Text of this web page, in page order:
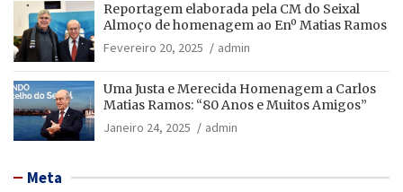
Reportagem elaborada pela CM do Seixal
Almoço de homenagem ao Enº Matias Ramos
Fevereiro 20, 2025
admin
Uma Justa e Merecida Homenagem a Carlos
Matias Ramos: “80 Anos e Muitos Amigos”
Janeiro 24, 2025
admin
Meta